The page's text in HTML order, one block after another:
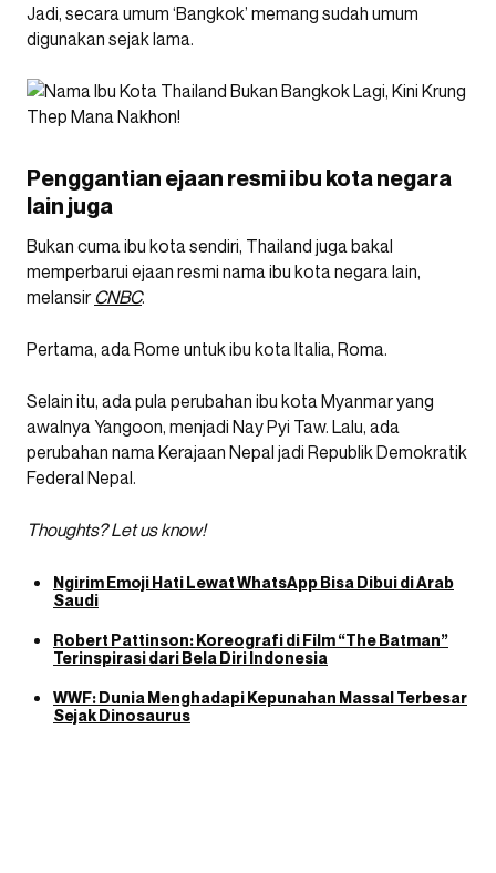
Jadi, secara umum ‘Bangkok’ memang sudah umum
digunakan sejak lama.
Penggantian ejaan resmi ibu kota negara
lain juga
Bukan cuma ibu kota sendiri, Thailand juga bakal
memperbarui ejaan resmi nama ibu kota negara lain,
melansir CNBC.
Pertama, ada Rome untuk ibu kota Italia, Roma.
Selain itu, ada pula perubahan ibu kota Myanmar yang
awalnya Yangoon, menjadi Nay Pyi Taw. Lalu, ada
perubahan nama Kerajaan Nepal jadi Republik Demokratik
Federal Nepal.
Thoughts? Let us know!
Ngirim Emoji Hati Lewat WhatsApp Bisa Dibui di Arab
Saudi
Robert Pattinson: Koreografi di Film “The Batman”
Terinspirasi dari Bela Diri Indonesia
WWF: Dunia Menghadapi Kepunahan Massal Terbesar
Sejak Dinosaurus